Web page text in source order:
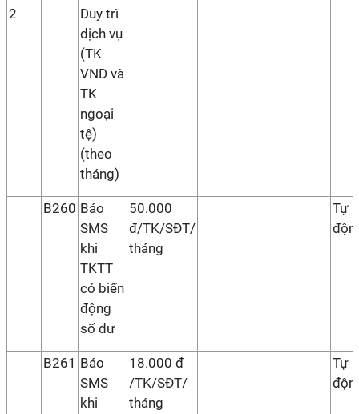
2
Duy trì
dịch vụ
(TK
VND và
TK
ngoại
tệ)
(theo
tháng)
B260 Báo
SMS
khi
TKTT
có biến
động
số dư
50.000
đ/TK/SĐT/
tháng
Tự
B261 Báo
SMS
khi
18.000 đ
/TK/SĐT/
tháng
Tự